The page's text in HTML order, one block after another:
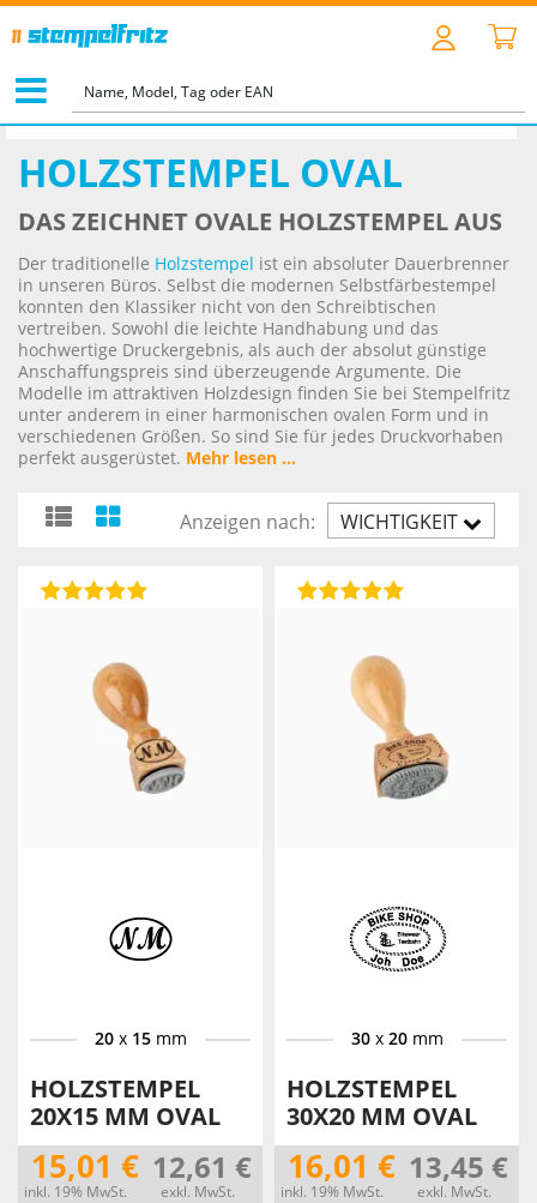
>
HOLZSTEMPEL OVAL
HOLZSTEMPEL OVAL
DAS ZEICHNET OVALE HOLZSTEMPEL AUS
Der traditionelle Holzstempel ist ein absoluter Dauerbrenner
in unseren Büros. Selbst die modernen Selbstfärbestempel
konnten den Klassiker nicht von den Schreibtischen
vertreiben. Sowohl die leichte Handhabung und das
hochwertige Druckergebnis, als auch der absolut günstige
Anschaffungspreis sind überzeugende Argumente. Die
Modelle im attraktiven Holzdesign finden Sie bei Stempelfritz
unter anderem in einer harmonischen ovalen Form und in
verschiedenen Größen. So sind Sie für jedes Druckvorhaben
perfekt ausgerüstet. Mehr lesen ...
WICHTIGKEIT
Anzeigen nach:
20x 15mm
HOLZSTEMPEL
20X15 MM OVAL
15,01 €
inkl. 19% MwSt.
12,61 €
exkl. MwSt.
30x 20mm
HOLZSTEMPEL
30X20 MM OVAL
16,01 €
inkl. 19% MwSt.
13,45 €
exkl. MwSt.